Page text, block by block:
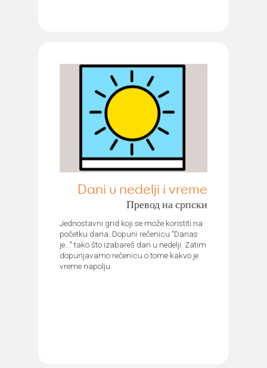
Dani u nedelji i vreme
Превод на српски
Jednostavni grid koji se može koristiti na
početku dana. Dopuni rečenicu "Danas
je..." tako što izabareš dan u nedelji. Zatim
dopunjavamo rečenicu o tome kakvo je
vreme napolju.